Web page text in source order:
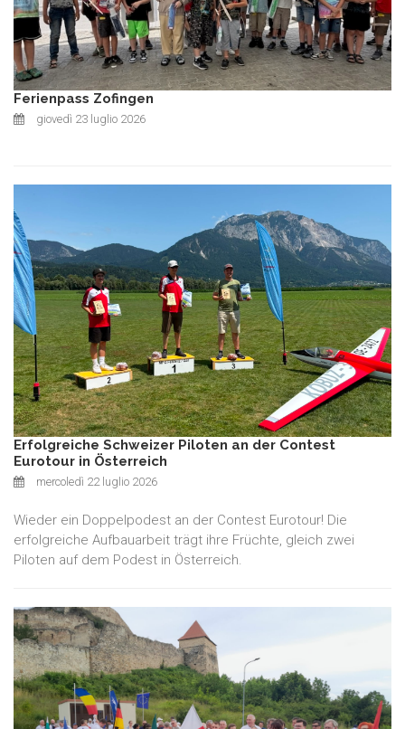
Ferienpass Zofingen
giovedì 23 luglio 2026
Erfolgreiche Schweizer Piloten an der Contest
Eurotour in Österreich
mercoledì 22 luglio 2026
Wieder ein Doppelpodest an der Contest Eurotour! Die
erfolgreiche Aufbauarbeit trägt ihre Früchte, gleich zwei
Piloten auf dem Podest in Österreich.